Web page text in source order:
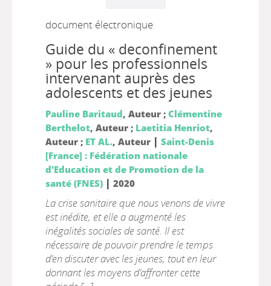
document électronique
Guide du « deconfinement
» pour les professionnels
intervenant auprès des
adolescents et des jeunes
Pauline Baritaud, Auteur ; Clémentine
Berthelot, Auteur ; Laetitia Henriot,
Auteur ; ET AL., Auteur | Saint-Denis
[France] : Fédération nationale
d'Education et de Promotion de la
santé (FNES)| 2020
La crise sanitaire que nous venons de vivre
est inédite, et elle a augmenté les
inégalités sociales de santé. Il est
nécessaire de pouvoir prendre le temps
d’en discuter avec les jeunes, tout en leur
donnant les moyens d’affronter cette